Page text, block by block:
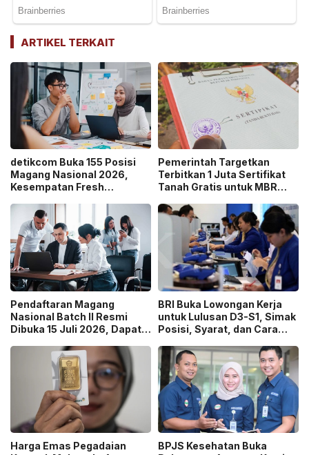
ARTIKEL TERKAIT
detikcom Buka 155 Posisi
Magang Nasional 2026,
Kesempatan Fresh
Media Digital!
Pemerintah Targetkan
Terbitkan 1 Juta Sertifikat
Tanah Gratis untuk MBR
Pendaftaran Magang
Nasional Batch II Resmi
Dibuka 15 Juli 2026, Dapat
BRI Buka Lowongan Kerja
untuk Lulusan D3-S1, Simak
Posisi, Syarat, dan Cara
Harga Emas Pegadaian
BPJS Kesehatan Buka